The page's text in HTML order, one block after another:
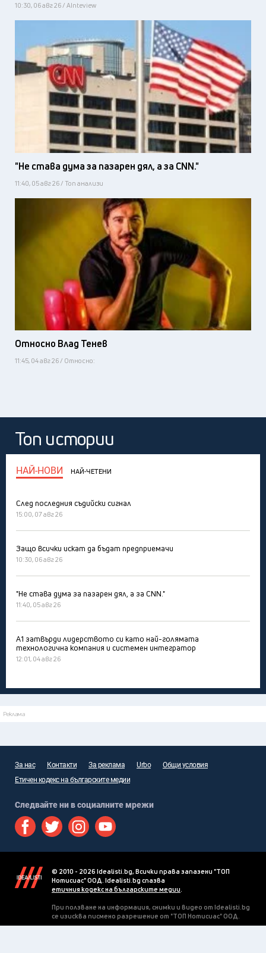
10:30, 06 авг 26 / AInteview
"Не става дума за пазарен дял, а за CNN."
11:40, 05 авг 26 / Топ анализи
Относно Влад Тенев
11:45, 04 авг 26 / Относно:
Топ истории
НАЙ-НОВИ НАЙ-ЧЕТЕНИ
След последния съдийски сигнал
15:00, 07 авг 26
Защо всички искат да бъдат предприемачи
10:30, 06 авг 26
"Не става дума за пазарен дял, а за CNN."
11:40, 05 авг 26
А1 затвърди лидерството си като най-голямата
технологична компания и системен интегратор
12:01, 04 авг 26
Реклама
За нас Контакти За реклама Urbo
Общи условия
Етичен кодекс на българските медии
Следвайте ни в социалните мрежи
© 2010 - 2026 Idealisti.bg, Всички права запазени "ТОП
Нотисиас" ООД. Idealisti.bg спазва
етичния кодекс на българските медии.
При ползване на информация, снимки и видео от Idealisti.bg
се изисква писмено разрешение от "ТОП Нотисиас" ООД.